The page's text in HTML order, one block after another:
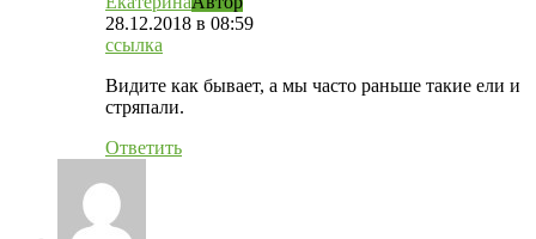
28.12.2018 в 08:59
ссылка
Видите как бывает, а мы часто раньше такие ели и
стряпали.
Ответить